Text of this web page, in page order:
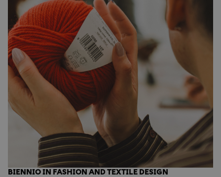
BIENNIO IN FASHION AND TEXTILE DESIGN